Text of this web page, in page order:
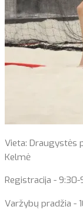
Vieta: Draugystės
Kelmė
Registracija - 9:30-
Varžybų pradžia -